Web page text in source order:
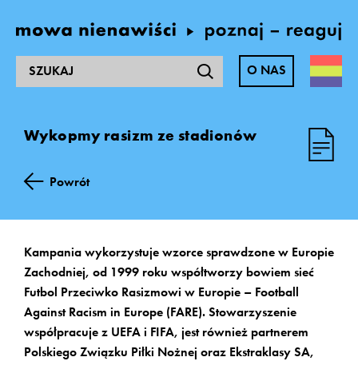
O NAS
Materiały zamieszczone na tej stronie zostały
prowadzonego przez Fundację Batorego programu
EOG.
Wszystkie treści są dostępne na licencji Creative
Commons
Uznanie autorstwa-Użycie niekomercyjne-Na tych
samych warunkach 4.0
Wykopmy rasizm ze stadionów
Powrót
Kampania wykorzystuje wzorce sprawdzone w Europie
Zachodniej, od 1999 roku współtworzy bowiem sieć
Futbol Przeciwko Rasizmowi w Europie – Football
Against Racism in Europe (FARE). Stowarzyszenie
współpracuje z UEFA i FIFA, jest również partnerem
Polskiego Związku Piłki Nożnej oraz Ekstraklasy SA,